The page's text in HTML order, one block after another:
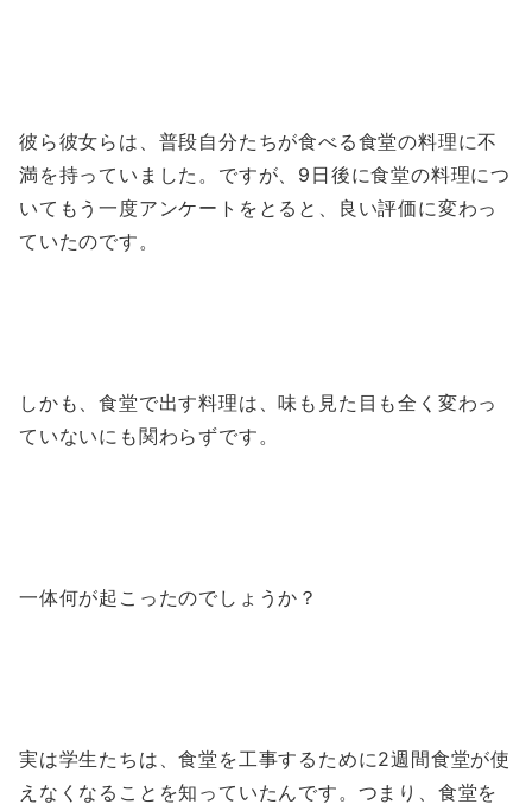
彼ら彼女らは、普段自分たちが食べる食堂の料理に不
満を持っていました。ですが、9日後に食堂の料理につ
いてもう一度アンケートをとると、良い評価に変わっ
ていたのです。
しかも、食堂で出す料理は、味も見た目も全く変わっ
ていないにも関わらずです。
一体何が起こったのでしょうか？
実は学生たちは、食堂を工事するために2週間食堂が使
えなくなることを知っていたんです。つまり、食堂を